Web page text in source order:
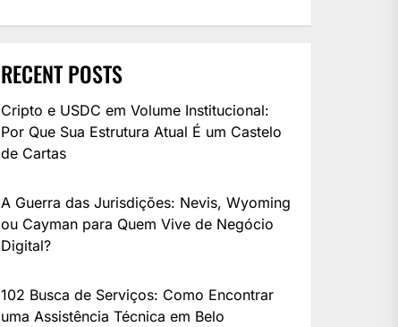
RECENT POSTS
Cripto e USDC em Volume Institucional:
Por Que Sua Estrutura Atual É um Castelo
de Cartas
A Guerra das Jurisdições: Nevis, Wyoming
ou Cayman para Quem Vive de Negócio
Digital?
102 Busca de Serviços: Como Encontrar
uma Assistência Técnica em Belo